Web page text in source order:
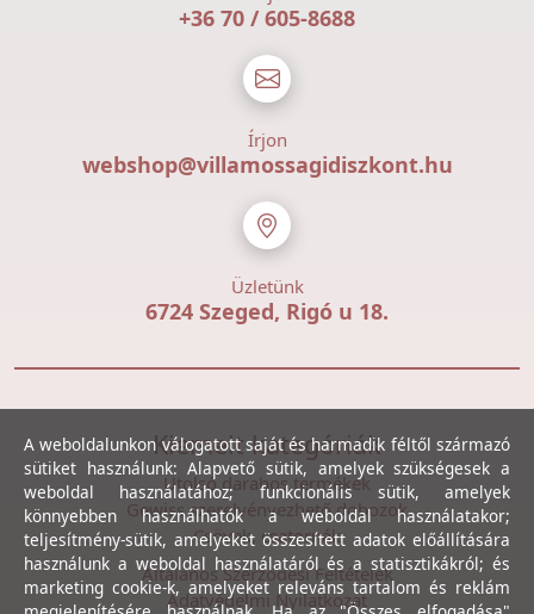
+36 70 / 605-8688
Írjon
webshop@villamossagidiszkont.hu
Üzletünk
6724 Szeged, Rigó u 18.
Kiemelt kategóriák
Utolsó darabos termékek
Gewiss szerelvényezhető dobozok
Csövek, csatornák
Általános Szerződési Feltételek
Adatvédelmi Nyilatkozat
A weboldalunkon válogatott saját és harmadik féltől származó
sütiket használunk: Alapvető sütik, amelyek szükségesek a
weboldal használatához; funkcionális sütik, amelyek
könnyebben használhatók a weboldal használatakor;
teljesítmény-sütik, amelyeket összesített adatok előállítására
használunk a weboldal használatáról és a statisztikákról; és
marketing cookie-k, amelyeket releváns tartalom és reklám